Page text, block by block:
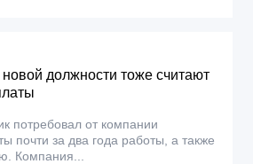
новой должности тоже считают
потребовал от компании
почти за два года работы, а также
Компания...